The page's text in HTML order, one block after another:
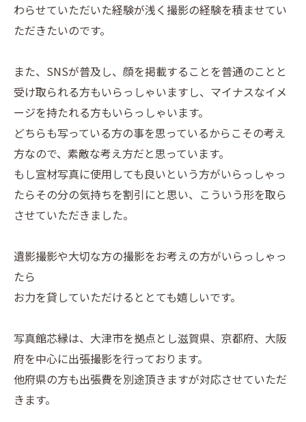
わらせていただいた経験が浅く撮影の経験を積ませてい
ただきたいのです。
また、SNSが普及し、顔を掲載することを普通のことと
受け取られる方もいらっしゃいますし、マイナスなイメ
ージを持たれる方もいらっしゃいます。
どちらも写っている方の事を思っているからこその考え
方なので、素敵な考え方だと思っています。
もし宣材写真に使用しても良いという方がいらっしゃっ
たらその分の気持ちを割引にと思い、こういう形を取ら
させていただきました。
遺影撮影や大切な方の撮影をお考えの方がいらっしゃっ
たら
お力を貸していただけるととても嬉しいです。
写真館芯縁は、大津市を拠点とし滋賀県、京都府、大阪
府を中心に出張撮影を行っております。
他府県の方も出張費を別途頂きますが対応させていただ
きます。